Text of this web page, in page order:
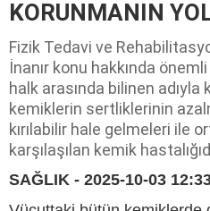
KORUNMANIN
Fizik Tedavi ve
İnanır konu hakkında
halk arasında bilinen
kemiklerin sertliklerinin
kırılabilir hale gelmeleri ile
karşılaşılan kemik
SAĞLIK - 2025-10-03